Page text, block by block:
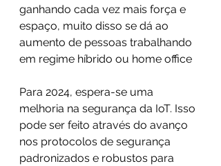
ganhando cada vez mais força e
espaço, muito disso se dá ao
aumento de pessoas trabalhando
em regime híbrido ou home office
Para 2024, espera-se uma
melhoria na segurança da IoT. Isso
pode ser feito através do avanço
nos protocolos de segurança
padronizados e robustos para